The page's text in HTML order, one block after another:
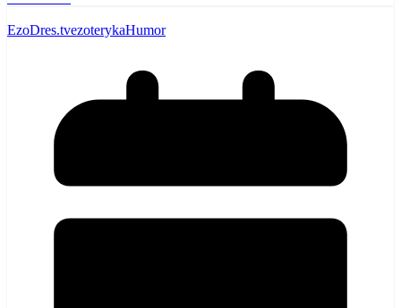
EzoDres.tvezoterykaHumor